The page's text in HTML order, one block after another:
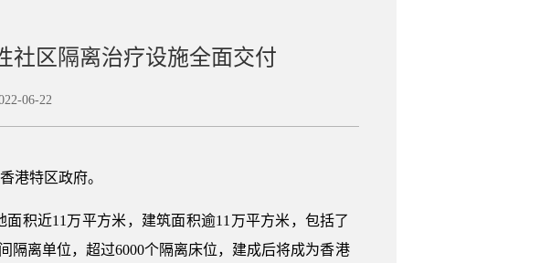
社区隔离治疗设施全面交付
06-22
港特区政府。
积近11万平方米，建筑面积逾11万平方米，包括了
隔离单位，超过6000个隔离床位，建成后将成为香港